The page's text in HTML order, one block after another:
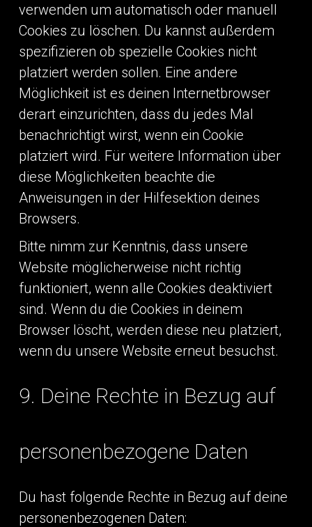
verwenden um automatisch oder manuell
Cookies zu löschen. Du kannst außerdem
spezifizieren ob spezielle Cookies nicht
platziert werden sollen. Eine andere
Möglichkeit ist es deinen Internetbrowser
derart einzurichten, dass du jedes Mal
benachrichtigt wirst, wenn ein Cookie
platziert wird. Für weitere Information über
diese Möglichkeiten beachte die
Anweisungen in der Hilfesektion deines
Browsers.
Bitte nimm zur Kenntnis, dass unsere
Website möglicherweise nicht richtig
funktioniert, wenn alle Cookies deaktiviert
sind. Wenn du die Cookies in deinem
Browser löscht, werden diese neu platziert,
wenn du unsere Website erneut besuchst.
9. Deine Rechte in Bezug auf
personenbezogene Daten
Du hast folgende Rechte in Bezug auf deine
personenbezogenen Daten: